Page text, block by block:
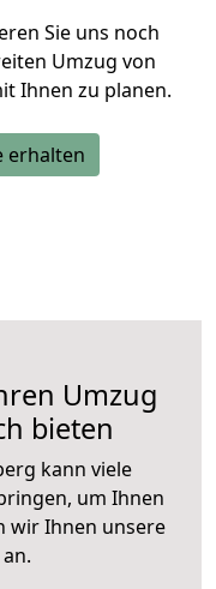
Sie uns noch
Umzug von
Ihnen zu planen.
erhalten
Umzug
bieten
kann viele
um Ihnen
wir Ihnen unsere